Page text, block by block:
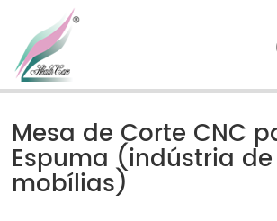
Mesa de Corte CNC
Espuma (indústria de
mobílias)